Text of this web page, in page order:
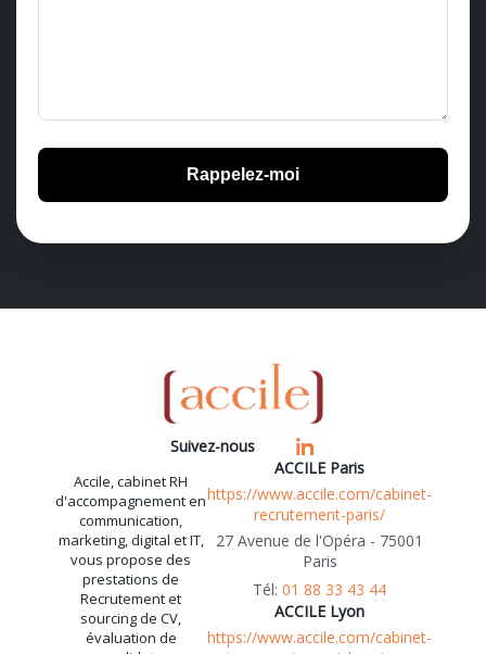
Suivez-nous
Accile, cabinet RH
d'accompagnement en
communication,
marketing, digital et IT,
vous propose des
prestations de
Recrutement et
sourcing de CV,
évaluation de
ACCILE Paris
https://www.accile.com/cabinet-
recrutement-paris/
27 Avenue de l'Opéra - 75001
Paris
01 88 33 43 44
ACCILE Lyon
https://www.accile.com/cabinet-